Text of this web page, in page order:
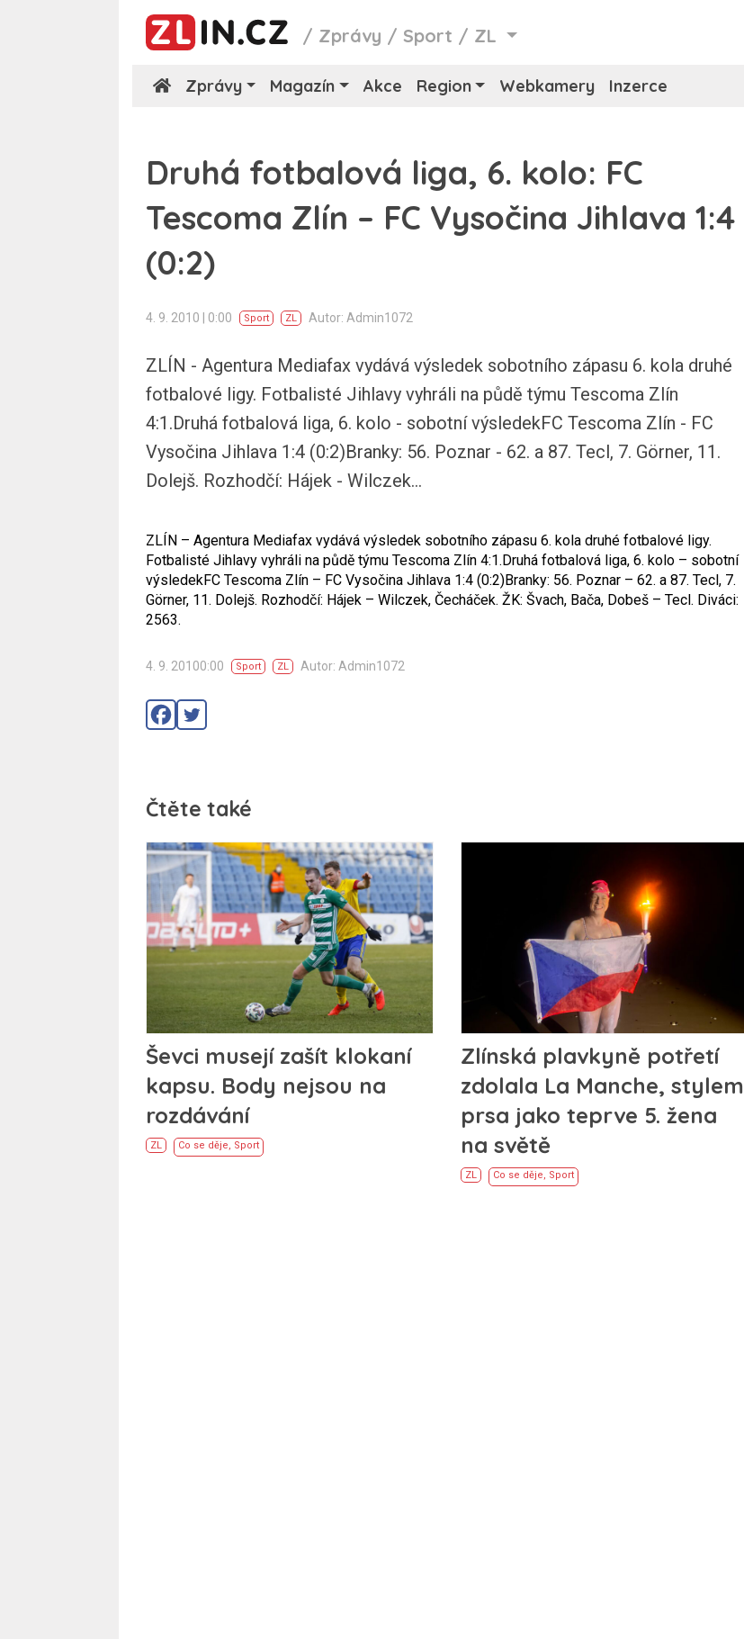
/ Zprávy /Sport / ZL
Zprávy Magazín Akce Region Webkamery Inzerce
Druhá fotbalová liga, 6. kolo: FC
Tescoma Zlín – FC Vysočina Jihlava 1:4
(0:2)
4. 9. 2010 | 0:00 Sport ZL Autor: Admin1072
ZLÍN - Agentura Mediafax vydává výsledek sobotního zápasu 6. kola druhé
fotbalové ligy. Fotbalisté Jihlavy vyhráli na půdě týmu Tescoma Zlín
4:1.Druhá fotbalová liga, 6. kolo - sobotní výsledekFC Tescoma Zlín - FC
Vysočina Jihlava 1:4 (0:2)Branky: 56. Poznar - 62. a 87. Tecl, 7. Görner, 11.
Dolejš. Rozhodčí: Hájek - Wilczek...
ZLÍN – Agentura Mediafax vydává výsledek sobotního zápasu 6. kola druhé fotbalové ligy.
Fotbalisté Jihlavy vyhráli na půdě týmu Tescoma Zlín 4:1.Druhá fotbalová liga, 6. kolo – sobotní
výsledekFC Tescoma Zlín – FC Vysočina Jihlava 1:4 (0:2)Branky: 56. Poznar – 62. a 87. Tecl, 7.
Görner, 11. Dolejš. Rozhodčí: Hájek – Wilczek, Čecháček. ŽK: Švach, Bača, Dobeš – Tecl. Diváci:
2563.
4. 9. 20100:00 Sport ZL Autor: Admin1072
Čtěte také
Ševci musejí zašít klokaní
kapsu. Body nejsou na
rozdávání
ZL Co se děje, Sport
Zlínská plavkyně potřetí
zdolala La Manche, stylem
prsa jako teprve 5. žena
na světě
ZL Co se děje, Sport